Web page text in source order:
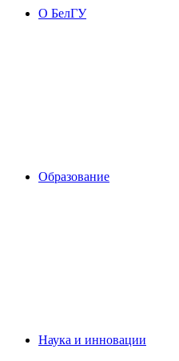
О БелГУ
Образование
Наука и инновации